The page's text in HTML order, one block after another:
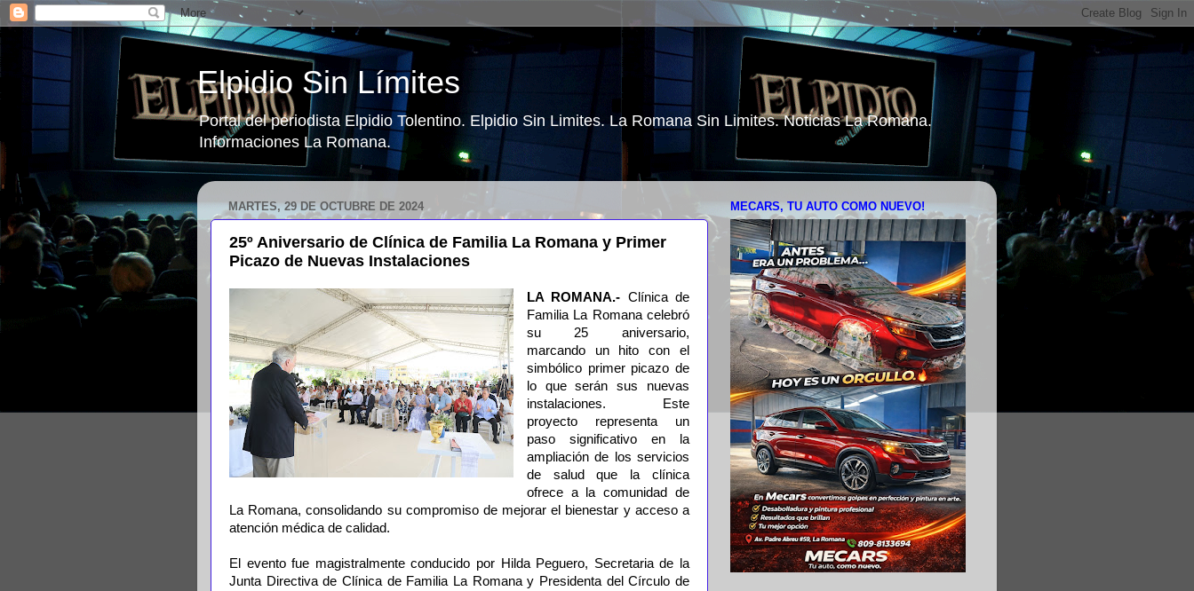
Elpidio Sin Límites
Portal del periodista Elpidio Tolentino. Elpidio Sin Limites. La Romana Sin Limites. Noticias La Romana.
Informaciones La Romana.
MARTES, 29 DE OCTUBRE DE 2024
25º Aniversario de Clínica de Familia La Romana y Primer
Picazo de Nuevas Instalaciones
LA ROMANA.- Clínica de
Familia La Romana celebró
su 25 aniversario,
marcando un hito con el
simbólico primer picazo de
lo que serán sus nuevas
instalaciones. Este
proyecto representa un
paso significativo en la
ampliación de los servicios
de salud que la clínica
ofrece a la comunidad de
La Romana, consolidando su compromiso de mejorar el bienestar y acceso a
atención médica de calidad.
El evento fue magistralmente conducido por Hilda Peguero, Secretaria de la
Junta Directiva de Clínica de Familia La Romana y Presidenta del Círculo de
MECARS, TU AUTO COMO NUEVO!